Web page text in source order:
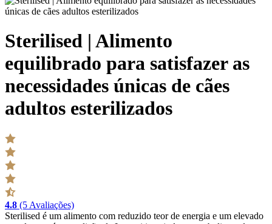
Sterilised | Alimento
equilibrado para satisfazer as
necessidades únicas de cães
adultos esterilizados
4.8 (5 Avaliações)
Sterilised é um alimento com reduzido teor de energia e um elevado